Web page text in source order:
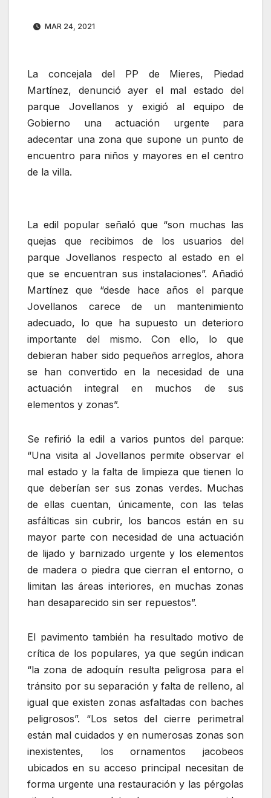
MAR 24, 2021
La concejala del PP de Mieres, Piedad
Martínez, denunció ayer el mal estado del
parque Jovellanos y exigió al equipo de
Gobierno una actuación urgente para
adecentar una zona que supone un punto de
encuentro para niños y mayores en el centro
de la villa.
La edil popular señaló que “son muchas las
quejas que recibimos de los usuarios del
parque Jovellanos respecto al estado en el
que se encuentran sus instalaciones”. Añadió
Martínez que “desde hace años el parque
Jovellanos carece de un mantenimiento
adecuado, lo que ha supuesto un deterioro
importante del mismo. Con ello, lo que
debieran haber sido pequeños arreglos, ahora
se han convertido en la necesidad de una
actuación integral en muchos de sus
elementos y zonas”.
Se refirió la edil a varios puntos del parque:
“Una visita al Jovellanos permite observar el
mal estado y la falta de limpieza que tienen lo
que deberían ser sus zonas verdes. Muchas
de ellas cuentan, únicamente, con las telas
asfálticas sin cubrir, los bancos están en su
mayor parte con necesidad de una actuación
de lijado y barnizado urgente y los elementos
de madera o piedra que cierran el entorno, o
limitan las áreas interiores, en muchas zonas
han desaparecido sin ser repuestos”.
El pavimento también ha resultado motivo de
crítica de los populares, ya que según indican
“la zona de adoquín resulta peligrosa para el
tránsito por su separación y falta de relleno, al
igual que existen zonas asfaltadas con baches
peligrosos”. “Los setos del cierre perimetral
están mal cuidados y en numerosas zonas son
inexistentes, los ornamentos jacobeos
ubicados en su acceso principal necesitan de
forma urgente una restauración y las pérgolas